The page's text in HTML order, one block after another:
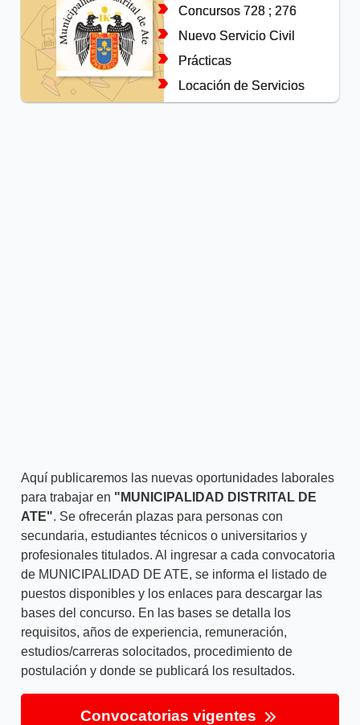
Concursos 728 ; 276
Nuevo Servicio Civil
Prácticas
Locación de Servicios
Aquí publicaremos las nuevas oportunidades laborales
para trabajar en "MUNICIPALIDAD DISTRITAL DE
ATE". Se ofrecerán plazas para personas con
secundaria, estudiantes técnicos o universitarios y
profesionales titulados. Al ingresar a cada convocatoria
de MUNICIPALIDAD DE ATE, se informa el listado de
puestos disponibles y los enlaces para descargar las
bases del concurso. En las bases se detalla los
requisitos, años de experiencia, remuneración,
estudios/carreras solocitados, procedimiento de
postulación y donde se publicará los resultados.
Convocatorias vigentes